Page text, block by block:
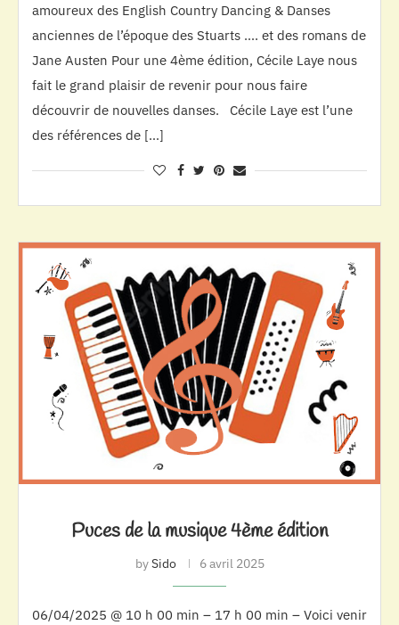
amoureux des English Country Dancing & Danses
anciennes de l’époque des Stuarts …. et des romans de
Jane Austen Pour une 4ème édition, Cécile Laye nous
fait le grand plaisir de revenir pour nous faire
découvrir de nouvelles danses. Cécile Laye est l’une
des références de […]
Puces de la musique 4ème édition
bySido 6 avril 2025
06/04/2025 @ 10 h 00 min – 17 h 00 min – Voici venir